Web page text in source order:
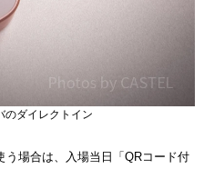
のダイレクトイン
う場合は、入場当日「QRコード付